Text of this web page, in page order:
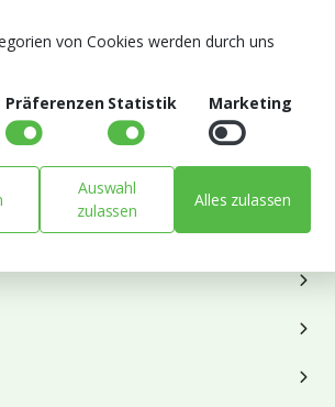
Newsletter
Laufenden mit Neuigkeiten und
Heyl
von Cookies werden durch uns
Präferenzen Statistik Marketing
Auswahl
zulassen
Alles zulassen